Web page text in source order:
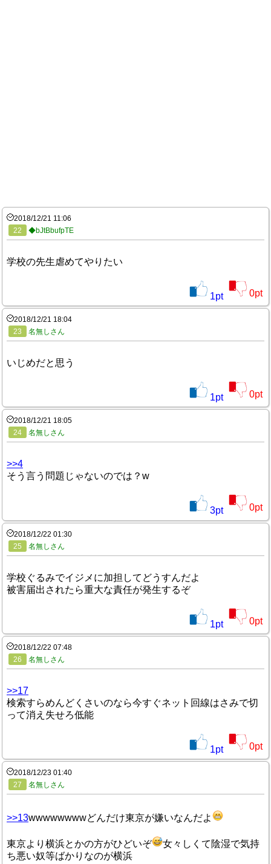
2018/12/21 11:06
22
◆bJtBbufpTE
学校の先生虐めてやりたい
1pt 0pt
2018/12/21 18:04
23
名無しさん
いじめだと思う
1pt 0pt
2018/12/21 18:05
24
名無しさん
>>4
そう言う問題じゃないのでは？w
3pt 0pt
2018/12/22 01:30
25
名無しさん
学校ぐるみでイジメに加担してどうすんだよ
被害届出されたら重大な責任が発生するぞ
1pt 0pt
2018/12/22 07:48
26
名無しさん
>>17
検索すらめんどくさいのなら今すぐネット回線はさみで切
って消え失せろ低能
1pt 0pt
2018/12/23 01:40
27
名無しさん
>>13wwwwwwwwどんだけ東京が嫌いなんだよ
東京より横浜とかの方がひどいぞ
女々しくて陰湿で気持
ち悪い奴等ばかりなのが横浜